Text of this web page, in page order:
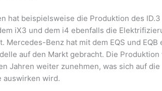
hat beispielsweise die Produktion des
iX3 und dem i4 ebenfalls die
Mercedes-Benz hat mit dem EQS und
auf den Markt gebracht. Die
Jahren weiter zunehmen, was sich auf
auswirken wird.